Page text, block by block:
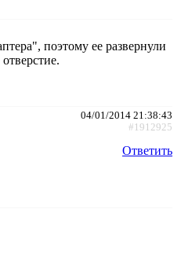
поэтому ее развернули
04/01/2014 21:38:43
#1912925
Ответить